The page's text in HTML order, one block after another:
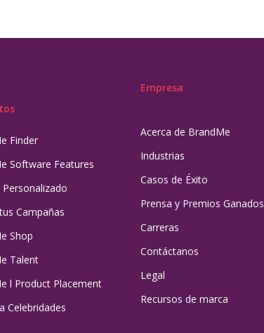
Finder
Software Features
Personalizado
Campañas
Shop
Talent
l Product Placement
Celebridades
Empresa
Acerca de BrandMe
Industrias
Casos de Éxito
Prensa y Premios Ganados
Carreras
Contáctanos
Legal
Recursos de marca